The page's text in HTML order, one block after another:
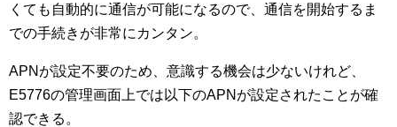
くても自動的に通信が可能になるので、通信を開始するま
での手続きが非常にカンタン。
APNが設定不要のため、意識する機会は少ないけれど、
E5776の管理画面上では以下のAPNが設定されたことが確
認できる。